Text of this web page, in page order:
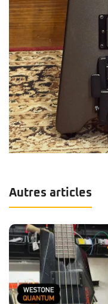
Autres articles